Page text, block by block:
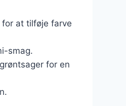
for at tilføje farve
smag.
for en